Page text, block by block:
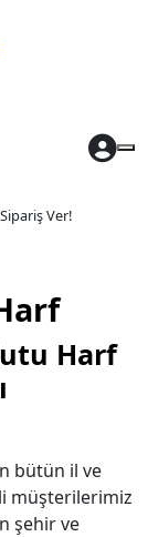
Ver!
Harf
bütün il ve
müşterilerimiz
şehir ve